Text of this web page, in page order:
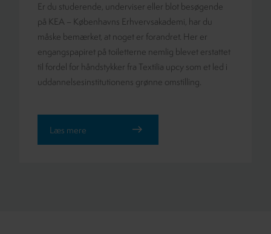
Er du studerende, underviser eller blot besøgende
på KEA – Københavns Erhvervsakademi, har du
måske bemærket, at noget er forandret. Her er
engangspapiret på toiletterne nemlig blevet erstattet
til fordel for håndstykker fra Textilia upcy som et led i
uddannelsesinstitutionens grønne omstilling.
Læs mere